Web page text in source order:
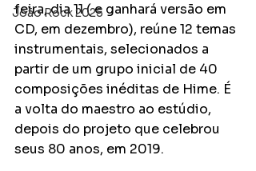
João Rock 2025
feira, dia 11 ( e ganhará versão em
CD, em dezembro), reúne 12 temas
instrumentais, selecionados a
partir de um grupo inicial de 40
composições inéditas de Hime. É
a volta do maestro ao estúdio,
depois do projeto que celebrou
seus 80 anos, em 2019.